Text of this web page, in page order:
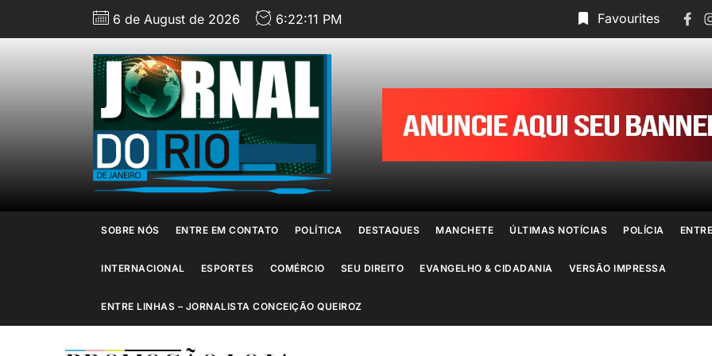
6 de August de 2026 6:22:12 PM Favourites
Jornal
do
Rio
de
Janeiro
SOBRE NÓS ENTRE EM CONTATO POLÍTICA DESTAQUES MANCHETE ÚLTIMAS NOTÍCIAS POLÍCIA
INTERNACIONAL ESPORTES COMÉRCIO SEU DIREITO EVANGELHO & CIDADANIA VERSÃO IMPRESSA
ENTRE LINHAS – JORNALISTA CONCEIÇÃO QUEIROZ